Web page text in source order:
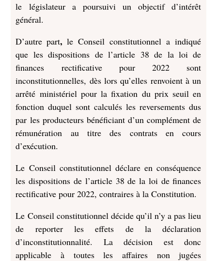
le législateur a poursuivi un objectif d’intérêt
général.
D’autre part,le Conseil constitutionnel a indiqué
que les dispositions de l’article 38 de la loi de
finances rectificative pour 2022 sont
inconstitutionnelles, dès lors qu’elles renvoient à un
arrêté ministériel pour la fixation du prix seuil en
fonction duquel sont calculés les reversements dus
par les producteurs bénéficiant d’un complément de
rémunération au titre des contrats en cours
d’exécution.
Le Conseil constitutionnel déclare en conséquence
les dispositions de l’article 38 de la loi de finances
rectificative pour 2022, contraires à la Constitution.
Le Conseil constitutionnel décide qu’il n’y a pas lieu
de reporter les effets de la déclaration
d’inconstitutionnalité. La décision est donc
applicable à toutes les affaires non jugées